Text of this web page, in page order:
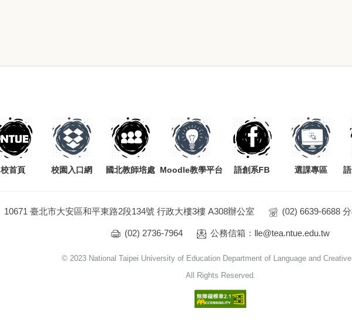
校首頁 校園入口網 國北教師培處 Moodle教學平台 語創系FB 選課專區
10671 臺北市大安區和平東路2段134號 行政大樓3樓 A308辦公室 (02) 6639-6688
(02) 2736-7964 公務信箱：lle@tea.ntue.edu.tw
© 2023 National Taipei University of Education Department of Language and
All Rights Reserved.